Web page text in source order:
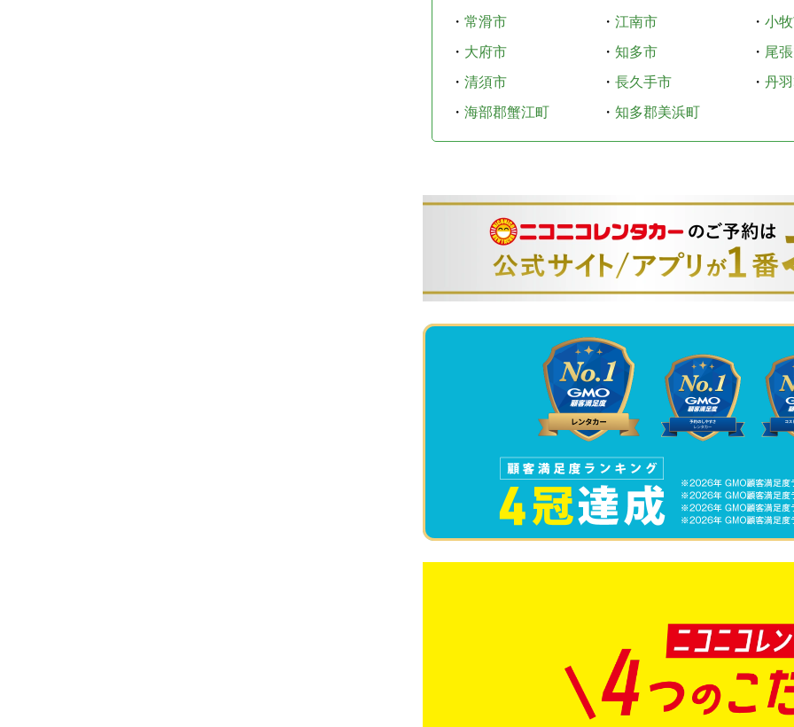
・ 常滑市 ・ 江南市 ・ 小
・ 大府市 ・ 知多市 ・ 尾
・ 清須市 ・ 長久手市 ・ 丹
・ 海部郡蟹江町 ・ 知多郡美浜町